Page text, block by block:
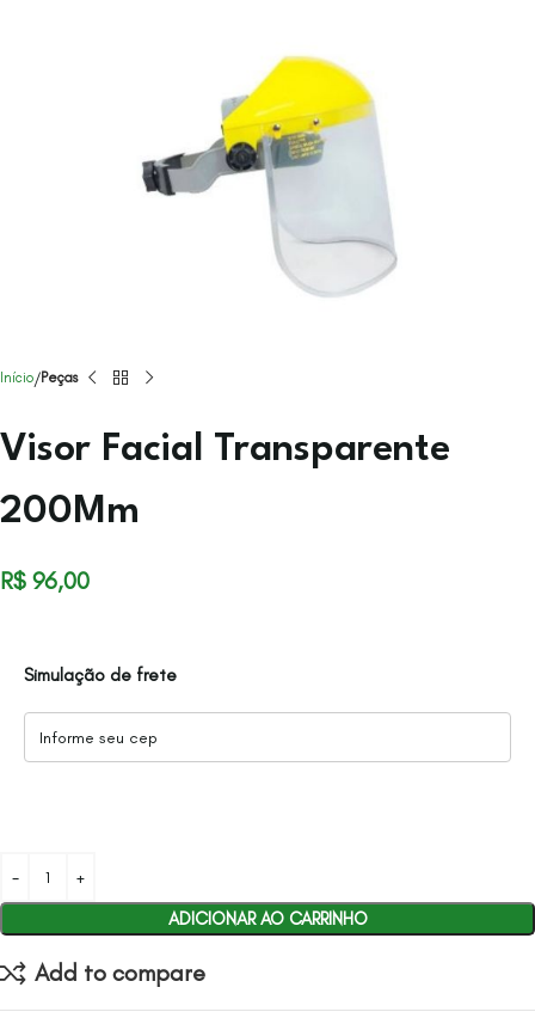
Início Peças
Visor Facial Transparente
200Mm
R$ 96,00
Simulação de frete
ADICIONAR AO CARRINHO
Add to compare